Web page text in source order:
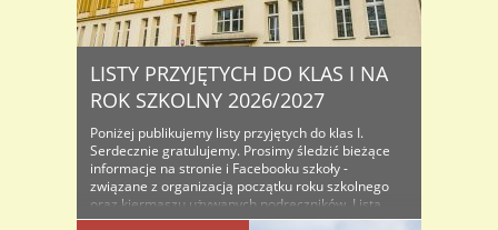
LISTY PRZYJĘTYCH DO KLAS I NA
ROK SZKOLNY 2026/2027
Poniżej publikujemy listy przyjętych do klas I.
Serdecznie gratulujemy. Prosimy śledzić bieżące
informacje na stronie i Facebooku szkoły -
związane z organizacją początku roku szkolnego
oraz kiermaszu używanych podręczników. Lista
osób przyjętych do klas I na rok szkolny...